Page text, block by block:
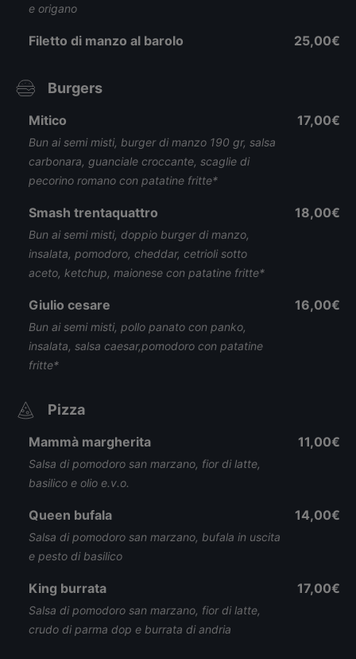
e origano
Filetto di manzo al barolo 25,00€
Burgers
Mitico
Bun ai semi misti, burger di manzo 190 gr, salsa
carbonara, guanciale croccante, scaglie di
pecorino romano con patatine fritte*
17,00€
Smash trentaquattro
Bun ai semi misti, doppio burger di manzo,
insalata, pomodoro, cheddar, cetrioli sotto
aceto, ketchup, maionese con patatine fritte*
18,00€
Giulio cesare
Bun ai semi misti, pollo panato con panko,
insalata, salsa caesar,pomodoro con patatine
fritte*
16,00€
Pizza
Mammà margherita
Salsa di pomodoro san marzano, fior di latte,
basilico e olio e.v.o.
11,00€
Queen bufala
Salsa di pomodoro san marzano, bufala in uscita
e pesto di basilico
14,00€
King burrata
Salsa di pomodoro san marzano, fior di latte,
crudo di parma dop e burrata di andria
17,00€